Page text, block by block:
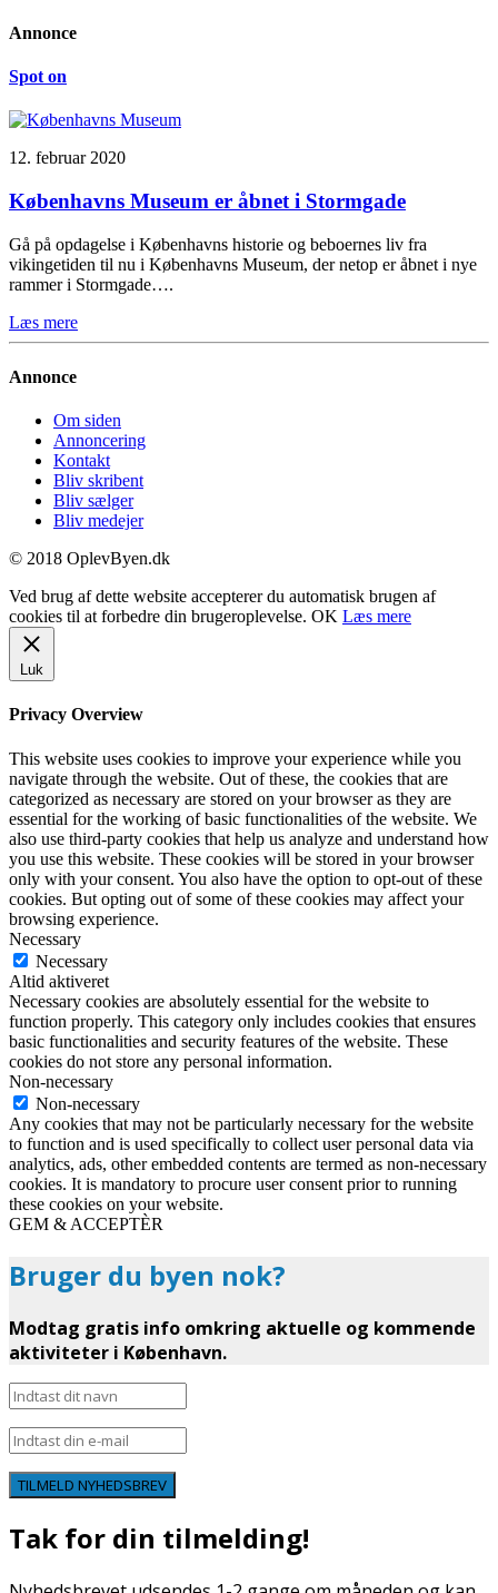
Annonce
Spot on
12. februar 2020
Københavns Museum er åbnet i Stormgade
Gå på opdagelse i Københavns historie og beboernes liv fra
vikingetiden til nu i Københavns Museum, der netop er åbnet i nye
rammer i Stormgade….
Læs mere
Annonce
Om siden
Annoncering
Kontakt
Bliv skribent
Bliv sælger
Bliv medejer
© 2018 OplevByen.dk
Ved brug af dette website accepterer du automatisk brugen af
cookies til at forbedre din brugeroplevelse. OK Læs mere
Luk
Privacy Overview
This website uses cookies to improve your experience while you
navigate through the website. Out of these, the cookies that are
categorized as necessary are stored on your browser as they are
essential for the working of basic functionalities of the website. We
also use third-party cookies that help us analyze and understand how
you use this website. These cookies will be stored in your browser
only with your consent. You also have the option to opt-out of these
cookies. But opting out of some of these cookies may affect your
browsing experience.
Necessary
Necessary
Altid aktiveret
Necessary cookies are absolutely essential for the website to
function properly. This category only includes cookies that ensures
basic functionalities and security features of the website. These
cookies do not store any personal information.
Non-necessary
Non-necessary
Any cookies that may not be particularly necessary for the website
to function and is used specifically to collect user personal data via
analytics, ads, other embedded contents are termed as non-necessary
cookies. It is mandatory to procure user consent prior to running
these cookies on your website.
GEM & ACCEPTÈR
Bruger du byen nok?
Modtag gratis info omkring aktuelle og kommende
aktiviteter i København.
TILMELD NYHEDSBREV
Tak for din tilmelding!